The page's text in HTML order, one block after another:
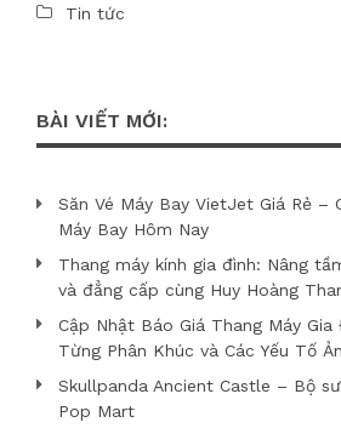
Tin tức
BÀI VIẾT MỚI:
Săn Vé Máy Bay VietJet Giá Rẻ –
Máy Bay Hôm Nay
Thang máy kính gia đình: Nâng
và đẳng cấp cùng Huy Hoàng
Cập Nhật Báo Giá Thang Máy
Từng Phân Khúc và Các Yếu Tố
Skullpanda Ancient Castle – Bộ
Pop Mart